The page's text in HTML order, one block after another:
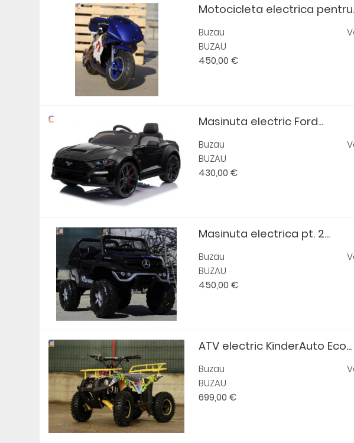
Motocicleta electrica
Buzau
BUZAU
450,00 €
Masinuta electric Ford...
Buzau
BUZAU
430,00 €
Masinuta electrica pt. 2...
Buzau
BUZAU
450,00 €
ATV electric KinderAuto Eco...
Buzau
BUZAU
699,00 €